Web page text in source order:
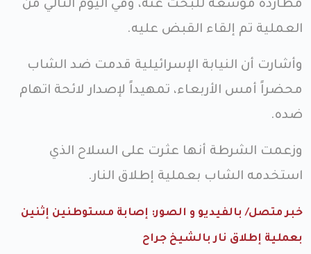
مطاردة موسعة للبحث عنه، وفي اليوم التالي من
العملية تم إلقاء القبض عليه.
وأشارت أن النيابة الإسرائيلية قدمت ضد الشاب
محضراً أمس الأربعاء، تمهيداً لإصدار لائحة اتهام
ضده.
وزعمت الشرطة أنها عثرت على السلاح الذي
استخدمه الشاب بعملية إطلاق النار.
خبر متصل/ بالفيديو و الصور: إصابة مستوطنين إثنين
بعملية إطلاق نار بالشيخ جراح